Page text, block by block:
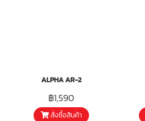
ALPHA AR-2
฿1,590
สั่งซื้อสินค้า